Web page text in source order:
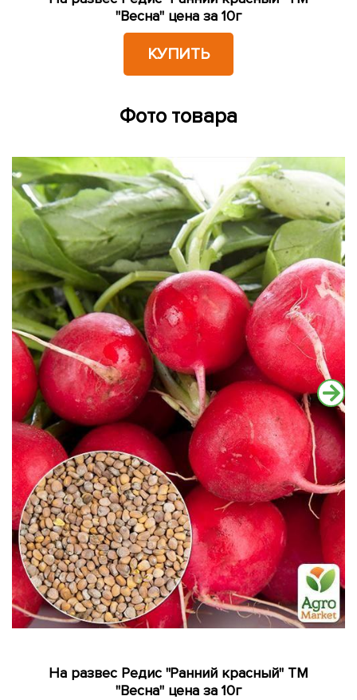
"Весна" цена за 10г
КУПИТЬ
Фото товара
На развес Редис "Ранний красный" ТМ
"Весна" цена за 10г